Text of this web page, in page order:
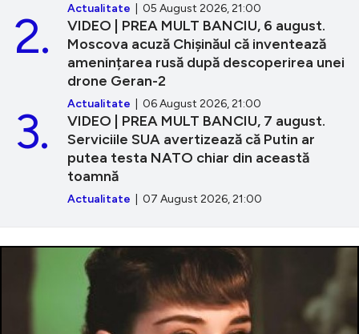
Actualitate | 05 August 2026, 21:00
VIDEO | PREA MULT BANCIU, 6 august.
Moscova acuză Chișinăul că inventează
amenințarea rusă după descoperirea unei
drone Geran-2
Actualitate | 06 August 2026, 21:00
2.
VIDEO | PREA MULT BANCIU, 7 august.
Serviciile SUA avertizează că Putin ar
putea testa NATO chiar din această
toamnă
Actualitate | 07 August 2026, 21:00
3.